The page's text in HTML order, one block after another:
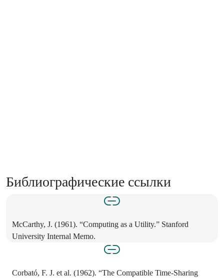
Библиографические ссылки
McCarthy, J. (1961). “Computing as a Utility.” Stanford
University Internal Memo.
Corbató, F. J. et al. (1962). “The Compatible Time-Sharing